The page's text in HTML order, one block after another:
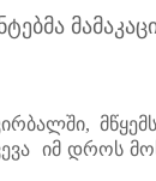
იმ დროს